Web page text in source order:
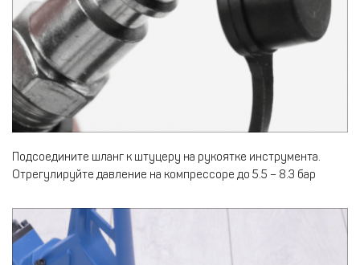
Подсоедините шланг к штуцеру на рукоятке инструмента.
Отрегулируйте давление на компрессоре до 5.5 – 8.3 бар